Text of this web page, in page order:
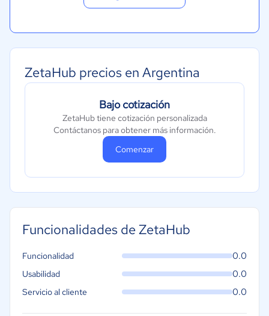
ZetaHub precios en Argentina
Bajo cotización
ZetaHub tiene cotización personalizada
Contáctanos para obtener más información.
Comenzar
Funcionalidades de ZetaHub
Funcionalidad 0.0
Usabilidad 0.0
Servicio al cliente 0.0